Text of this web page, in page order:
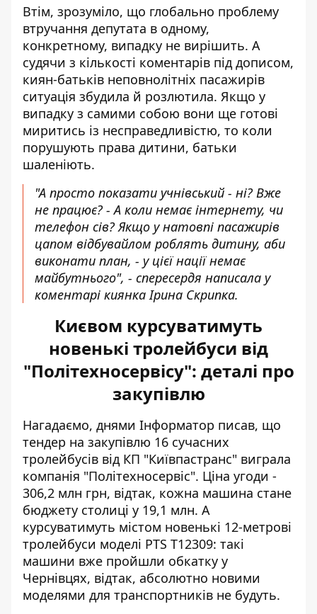
Втім, зрозуміло, що глобально проблему
втручання депутата в одному,
конкретному, випадку не вирішить. А
судячи з кількості коментарів під дописом,
киян-батьків неповнолітніх пасажирів
ситуація збудила й розлютила. Якщо у
випадку з самими собою вони ще готові
миритись із несправедливістю, то коли
порушують права дитини, батьки
шаленіють.
"А просто показати учнівський - ні? Вже
не працює? - А коли немає інтернету, чи
телефон сів? Якщо у натовпі пасажирів
цапом відбувайлом роблять дитину, аби
виконати план, - у цієї нації немає
майбутнього", - спересердя написала у
коментарі киянка Ірина Скрипка.
Києвом курсуватимуть
новенькі тролейбуси від
"Політехносервісу": деталі про
закупівлю
Нагадаємо, днями Інформатор писав, що
тендер на закупівлю 16 сучасних
тролейбусів від КП "Київпастранс" виграла
компанія "Політехносервіс". Ціна угоди -
306,2 млн грн, відтак, кожна машина стане
бюджету столиці у 19,1 млн. А
курсуватимуть містом новенькі 12-метрові
тролейбуси моделі PTS T12309: такі
машини вже пройшли обкатку у
Чернівцях, відтак, абсолютно новими
моделями для транспортників не будуть.